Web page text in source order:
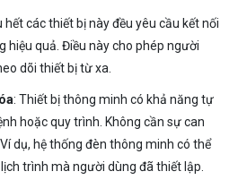
hết các thiết bị này đều yêu cầu kết nối
hiệu quả. Điều này cho phép người
dõi thiết bị từ xa.
: Thiết bị thông minh có khả năng tự
hoặc quy trình. Không cần sự can
dụ, hệ thống đèn thông minh có thể
trình mà người dùng đã thiết lập.